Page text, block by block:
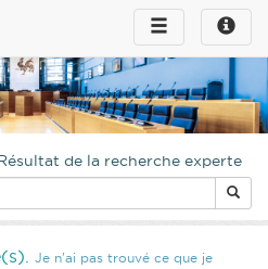
Toggle
infos
Toggle
navigation
de la recherche experte
Je n'ai pas trouvé ce que je